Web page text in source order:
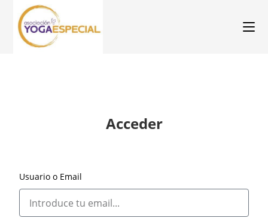
Acceder
Usuario o Email